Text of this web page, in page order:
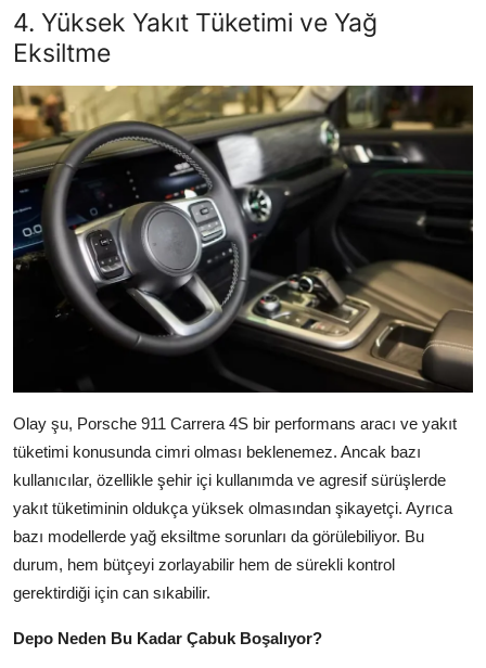
4. Yüksek Yakıt Tüketimi ve Yağ
Eksiltme
Olay şu, Porsche 911 Carrera 4S bir performans aracı ve yakıt
tüketimi konusunda cimri olması beklenemez. Ancak bazı
kullanıcılar, özellikle şehir içi kullanımda ve agresif sürüşlerde
yakıt tüketiminin oldukça yüksek olmasından şikayetçi. Ayrıca
bazı modellerde yağ eksiltme sorunları da görülebiliyor. Bu
durum, hem bütçeyi zorlayabilir hem de sürekli kontrol
gerektirdiği için can sıkabilir.
Depo Neden Bu Kadar Çabuk Boşalıyor?